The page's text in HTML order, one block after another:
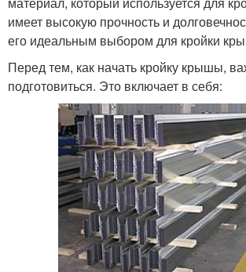
имеет высокую прочность и
его идеальным выбором для кройки
Перед тем, как начать кройку крышы,
подготовиться. Это включает в себя: